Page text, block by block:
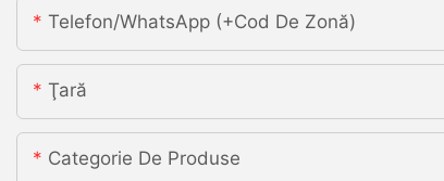
Telefon/WhatsApp (+Cod De Zonă)
Ţară
Categorie De Produse